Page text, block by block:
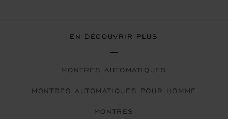
EN DÉCOUVRIR PLUS
MONTRES AUTOMATIQUES
MONTRES AUTOMATIQUES POUR HOMME
MONTRES